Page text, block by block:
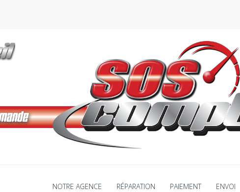
NOTRE AGENCE RÉPARATION PAIEMENT ENVOI